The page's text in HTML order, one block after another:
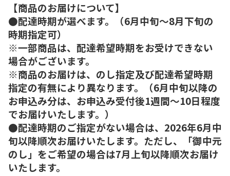
【商品のお届けについて】
●配達時期が選べます。（6月中旬～8月下旬の
時期指定可）
※一部商品は、配達希望時期をお受けできない
場合がございます。
※商品のお届けは、のし指定及び配達希望時期
指定の有無により異なります。（6月中旬以降の
お申込み分は、お申込み受付後1週間～10日程度
でお届けいたします。）
●配達時期のご指定がない場合は、2026年6月中
旬以降順次お届けいたします。ただし、「御中元
のし」をご希望の場合は7月上旬以降順次お届け
いたします。